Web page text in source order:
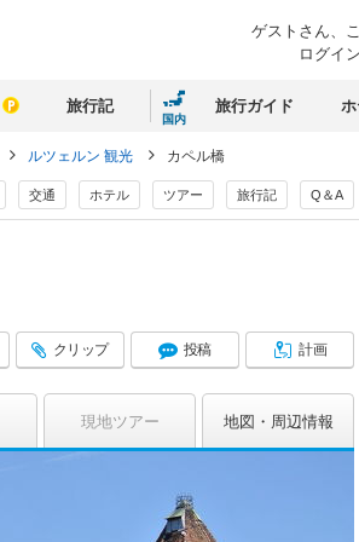
ゲストさん、
ログイ
旅行記
国内
旅行ガイド
ルツェルン 観光 カペル橋
交通 ホテル ツアー 旅行記 Q＆A
クリップ 投稿 計画
現地ツアー 地図 周辺情報